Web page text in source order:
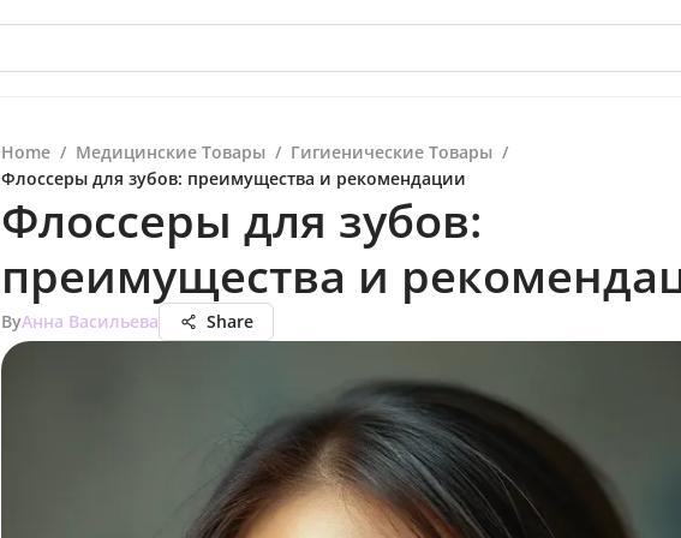
Home / Медицинские Товары / Гигиенические Товары /
Флоссеры для зубов: преимущества и рекомендации
Флоссеры для зубов:
преимущества и
ByАнна Васильева Share